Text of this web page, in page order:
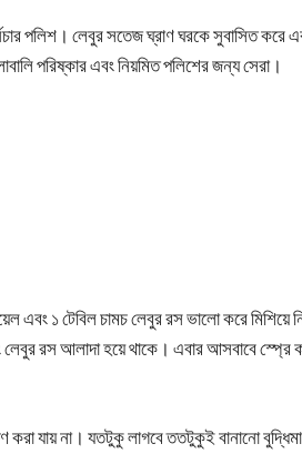
পলিশ। লেবুর সতেজ ঘ্রাণ ঘরকে সুবাসিত করে
পরিষ্কার এবং নিয়মিত পলিশের জন্য সেরা।
এবং ১ টেবিল চামচ লেবুর রস ভালো করে মিশিয়ে
রস আলাদা হয়ে থাকে। এবার আসবাবে স্প্রে
করা যায় না। যতটুকু লাগবে ততটুকুই বানানো